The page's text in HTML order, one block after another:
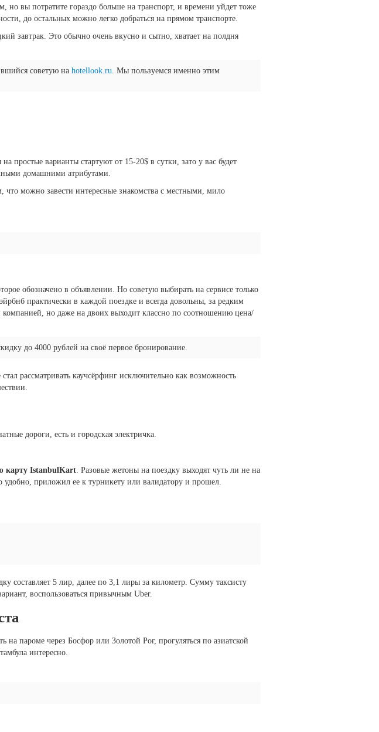
вы потратите гораздо больше на транспорт, и времени уйдет тоже
до остальных можно легко добраться на прямом транспорте.
завтрак. Это обычно очень вкусно и сытно, хватает на полдня
советую на hotellook.ru . Мы пользуемся именно этим
простые варианты стартуют от 15-20$ в сутки, зато у вас будет
домашними атрибутами.
можно завести интересные знакомства с местными, мило
обозначено в объявлении. Но советую выбирать на сервисе только
практически в каждой поездке и всегда довольны, за редким
но даже на двоих выходит классно по соотношению цена/
до 4000 рублей на своё первое бронирование.
рассматривать каучсёрфинг исключительно как возможность
дороги, есть и городская электричка.
карту IstanbulKart. Разовые жетоны на поездку выходят чуть ли не на
приложил ее к турникету или валидатору и прошел.
составляет 5 лир, далее по 3,1 лиры за километр. Сумму таксисту
воспользоваться привычным Uber.
на пароме через Босфор или Золотой Рог, прогуляться по азиатской
интересно.